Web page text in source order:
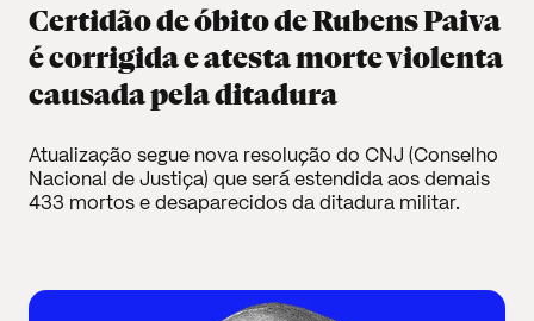
Certidão de óbito de Rubens Paiva
é corrigida e atesta morte violenta
causada pela ditadura
Atualização segue nova resolução do CNJ (Conselho
Nacional de Justiça) que será estendida aos demais
433 mortos e desaparecidos da ditadura militar.